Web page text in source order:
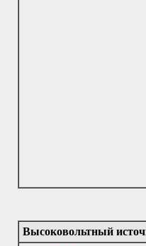
Высоковольтный